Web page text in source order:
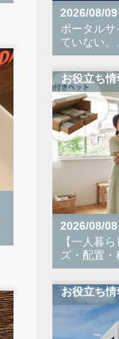
2026/08/09
ポータル
ていない。...
お役立ち情
2026/08/08
【一人暮
ズ・配置・
お役立ち情